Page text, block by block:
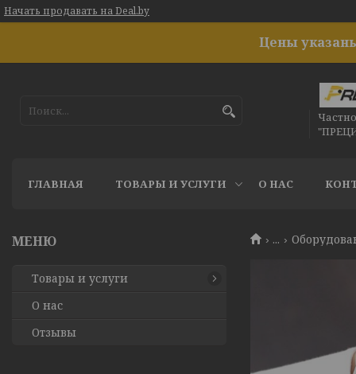
Начать продавать на Deal.by
Цены
ГЛАВНАЯ ТОВАРЫ И УСЛУГИ О НАС
...
Товары и услуги
О нас
Отзывы